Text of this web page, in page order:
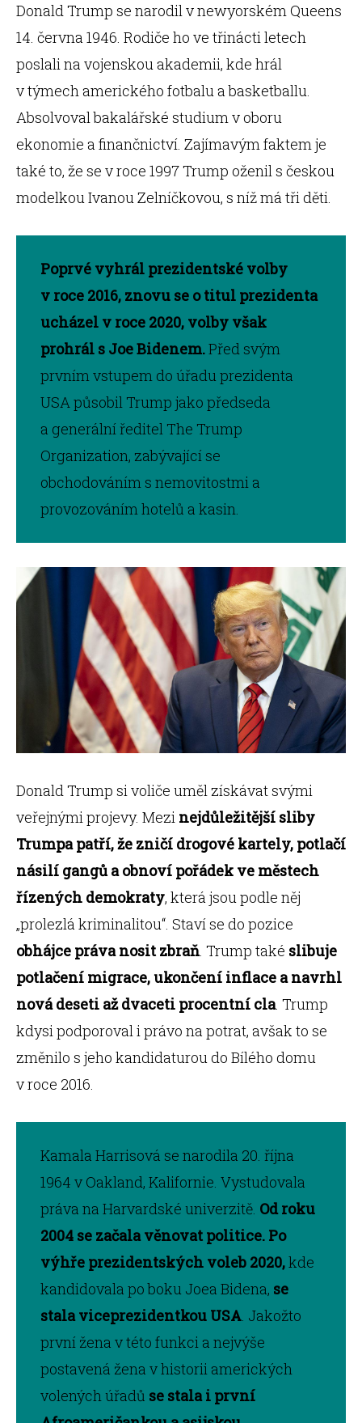
Donald Trump se narodil v newyorském Queens
14. června 1946. Rodiče ho ve třinácti letech
poslali na vojenskou akademii, kde hrál
v týmech amerického fotbalu a basketballu.
Absolvoval bakalářské studium v oboru
ekonomie a finančnictví. Zajímavým faktem je
také to, že se v roce 1997 Trump oženil s českou
modelkou Ivanou Zelníčkovou, s níž má tři děti.
Poprvé vyhrál prezidentské volby
v roce 2016, znovu se o titul prezidenta
ucházel v roce 2020, volby však
prohrál s Joe Bidenem.Před svým
prvním vstupem do úřadu prezidenta
USA působil Trump jako předseda
a generální ředitel The Trump
Organization, zabývající se
obchodováním s nemovitostmi a
provozováním hotelů a kasin.
Donald Trump si voliče uměl získávat svými
veřejnými projevy. Mezi nejdůležitější sliby
Trumpa patří, že zničí drogové kartely, potlačí
násilí gangů a obnoví pořádek ve městech
řízených demokraty, která jsou podle něj
„prolezlá kriminalitou“. Staví se do pozice
obhájce práva nosit zbraň . Trump také slibuje
potlačení migrace, ukončení inflace a navrhl
nová deseti až dvaceti procentní cla. Trump
kdysi podporoval i právo na potrat, avšak to se
změnilo s jeho kandidaturou do Bílého domu
v roce 2016.
Kamala Harrisová se narodila 20. října
1964 v Oakland, Kalifornie. Vystudovala
práva na Harvardské univerzitě. Od roku
2004 se začala věnovat politice. Po
výhře prezidentských voleb 2020,kde
kandidovala po boku Joea Bidena, se
stala viceprezidentkou USA . Jakožto
první žena v této funkci a nejvýše
postavená žena v historii amerických
volených úřadů se stala i první